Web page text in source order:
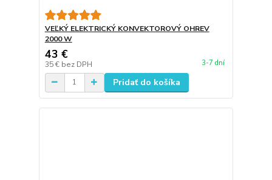
VEĽKÝ ELEKTRICKÝ KONVEKTOROVÝ OHREV
2000 W
43 €
35 € bez DPH 3-7 dní
Pridať do košíka